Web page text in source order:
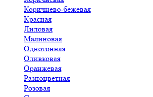
Коричнево-бежевая
Красная
Лиловая
Малиновая
Однотонная
Оливковая
Оранжевая
Разноцветная
Розовая